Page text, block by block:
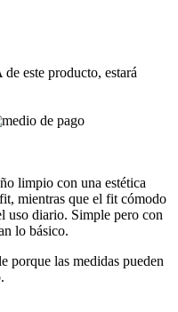
este producto, estará
limpio con una estética
mientras que el fit cómodo
uso diario. Simple pero con
lo básico.
porque las medidas pueden